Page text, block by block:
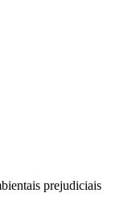
prejudiciais